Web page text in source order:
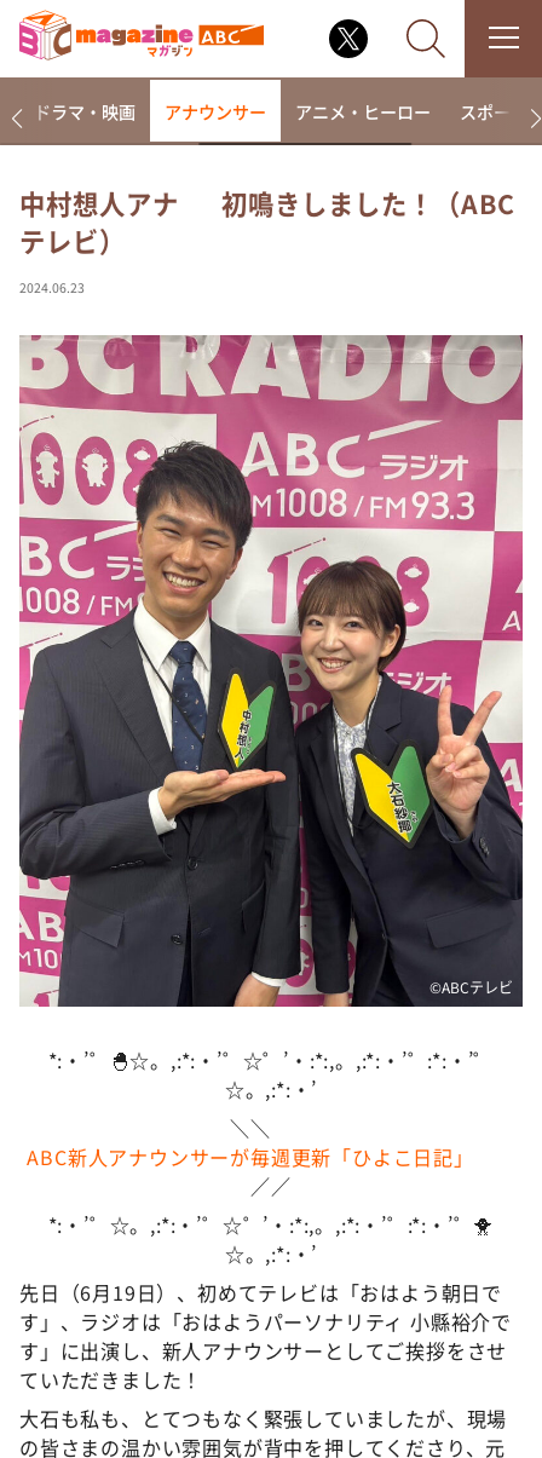
なるみ・岡村の過ぎるTV
相席食堂
～人生密着トークバラエティ！～ やすとものいたっ
て真剣です
探偵！ナイトスクープ
news おかえり
河合＆A.B.C-Z塚田×福井アナ「なんでやねん！？」
（news おかえり）
DAIGOも台所 ～きょうの献立 何にする？～
本日はダイアンなり！シーズン２
朝だ！生です旅サラダ
教えて！ニュースライブ 正義のミカタ
ＬＩＦＥ～夢のカタチ～
新婚さんいらっしゃい！
ポツンと一軒家
ザキ山小屋本館
ぺこぱのまるスポ
アナ回覧板
ドラマ・映画 アナウンサー アニメ・ヒーロー スポーツ
中村想人アナ 初鳴きしました！（ABC
テレビ）
2024.06.23
©️ABCテレビ
*:・’゜🐣☆。,:*:・’゜☆゜’・:*:,。,:*:・’゜:*:・’゜
☆。,:*:・’
＼＼
ABC新人アナウンサーが毎週更新「ひよこ日記」
／／
*:・’゜☆。,:*:・’゜☆゜’・:*:,。,:*:・’゜:*:・’゜🐥
☆。,:*:・’
先日（6月19日）、初めてテレビは「おはよう朝日で
す」、ラジオは「おはようパーソナリティ 小縣裕介で
す」に出演し、新人アナウンサーとしてご挨拶をさせ
ていただきました！
大石も私も、とてつもなく緊張していましたが、現場
の皆さまの温かい雰囲気が背中を押してくださり、元